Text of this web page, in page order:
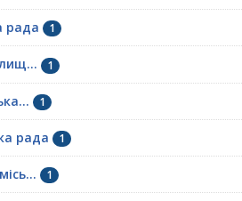
рада 1
1
1
рада 1
1